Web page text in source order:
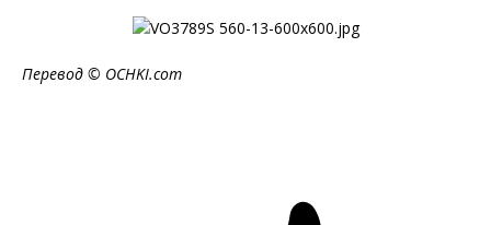
Перевод © OCHKI.com